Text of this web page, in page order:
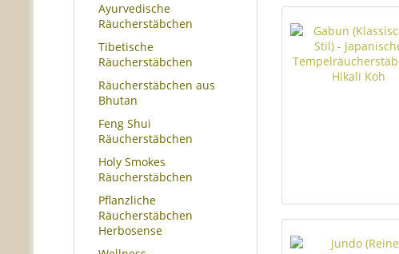
Ayurvedische
Räucherstäbchen
Tibetische
Räucherstäbchen
Räucherstäbchen aus
Bhutan
Feng Shui
Räucherstäbchen
Holy Smokes
Räucherstäbchen
Pflanzliche
Räucherstäbchen
Herbosense